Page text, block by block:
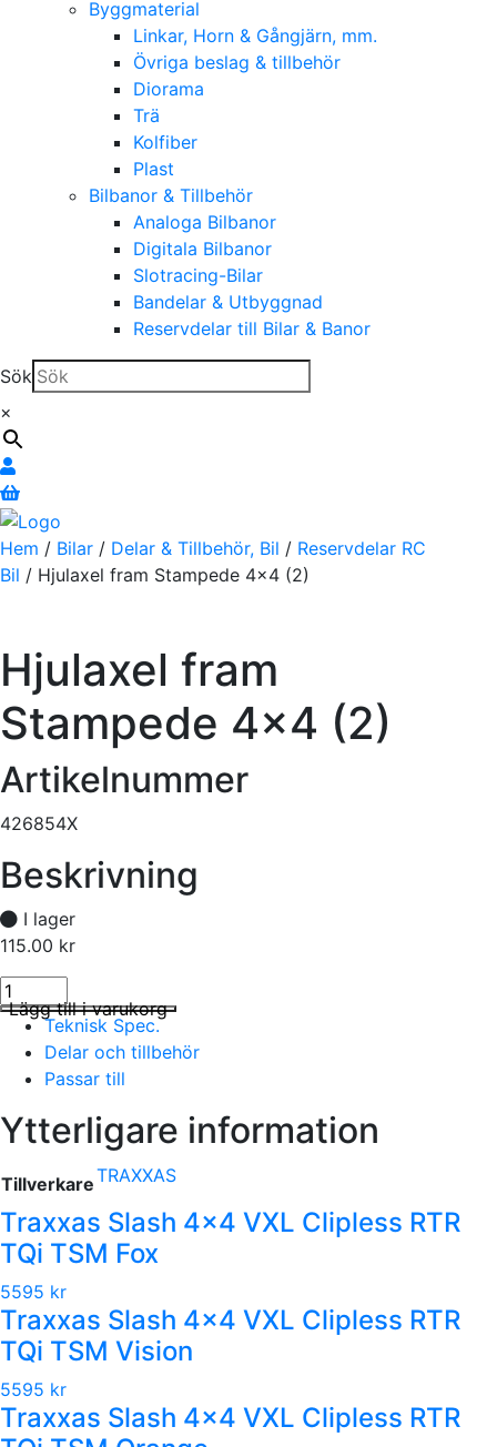
Byggmaterial
Linkar, Horn & Gångjärn, mm.
Övriga beslag & tillbehör
Diorama
Trä
Kolfiber
Plast
Bilbanor & Tillbehör
Analoga Bilbanor
Digitala Bilbanor
Slotracing-Bilar
Bandelar & Utbyggnad
Reservdelar till Bilar & Banor
Sök
×
Hem / Bilar / Delar & Tillbehör, Bil / Reservdelar RC
Bil / Hjulaxel fram Stampede 4×4 (2)
Hjulaxel fram
Stampede 4×4 (2)
Artikelnummer
426854X
Beskrivning
I lager
115.00 kr
I lager
Hjulaxel fram Stampede 4x4 (2) mängd
Lägg till i varukorg
Teknisk Spec.
Delar och tillbehör
Passar till
Ytterligare information
TillverkareTRAXXAS
Traxxas Slash 4x4 VXL Clipless RTR
TQi TSM Fox
5595 kr
Traxxas Slash 4x4 VXL Clipless RTR
TQi TSM Vision
5595 kr
Traxxas Slash 4x4 VXL Clipless RTR